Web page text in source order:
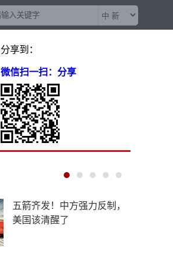
分享到：
微信扫一扫：分享
中外合作办学提速扩围，国
际高校押注中国未来